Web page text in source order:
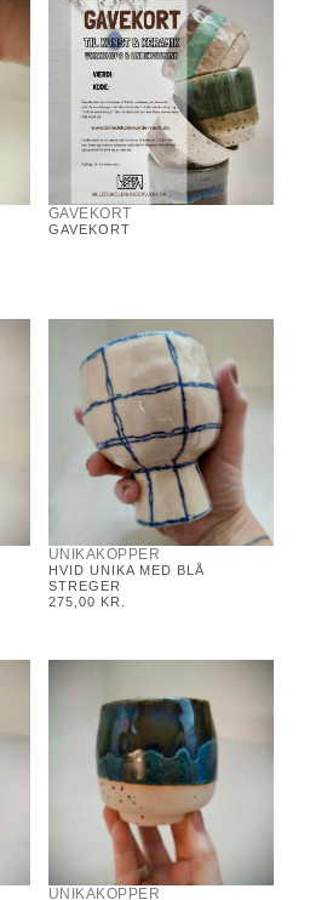
GAVEKORT
GAVEKORT
UNIKAKOPPER
HVID UNIKA MED BLÅ
STREGER
275,00 KR.
UNIKAKOPPER